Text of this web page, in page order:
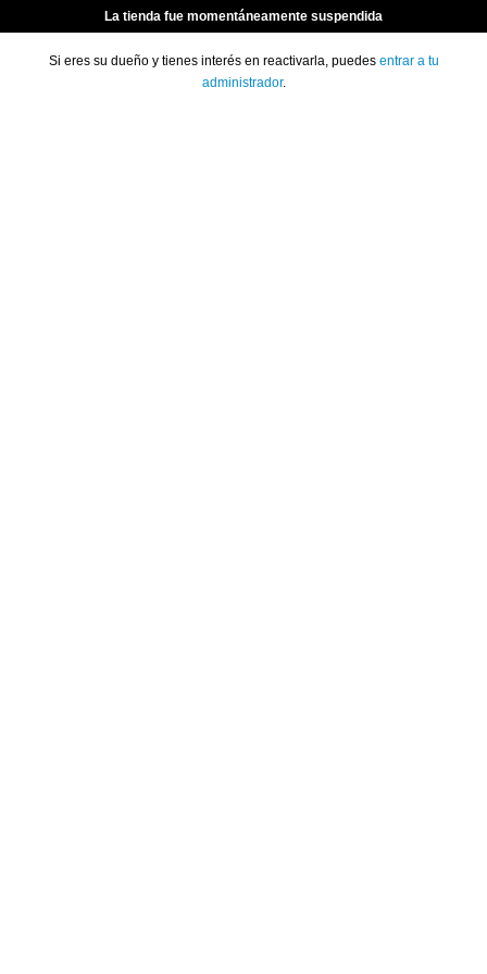
La tienda fue momentáneamente suspendida
Si eres su dueño y tienes interés en reactivarla, puedes entrar a tu
administrador.